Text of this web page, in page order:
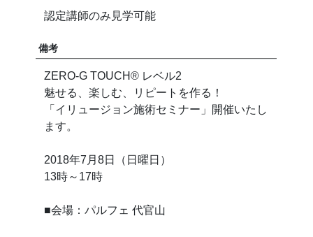
認定講師のみ見学可能
備考
ZERO-G TOUCH®︎ レベル2
魅せる、楽しむ、リピートを作る！
「イリュージョン施術セミナー」開催いたし
ます。
2018年7月8日（日曜日）
13時～17時
■会場：パルフェ 代官山